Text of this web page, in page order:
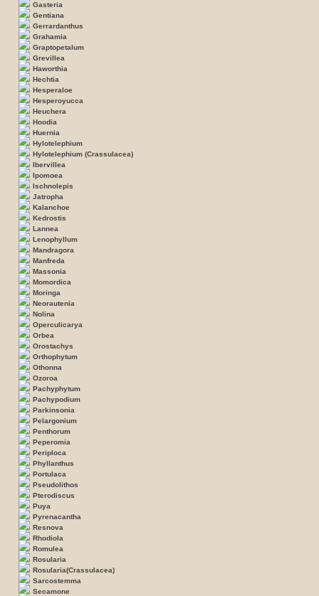
Gasteria
Gentiana
Gerrardanthus
Grahamia
Graptopetalum
Grevillea
Haworthia
Hechtia
Hesperaloe
Hesperoyucca
Heuchera
Hoodia
Huernia
Hylotelephium
Hylotelephium (Crassulacea)
Ibervillea
Ipomoea
Ischnolepis
Jatropha
Kalanchoe
Kedrostis
Lannea
Lenophyllum
Mandragora
Manfreda
Massonia
Momordica
Moringa
Neorautenia
Nolina
Operculicarya
Orbea
Orostachys
Orthophytum
Othonna
Ozoroa
Pachyphytum
Pachypodium
Parkinsonia
Pelargonium
Penthorum
Peperomia
Periploca
Phyllanthus
Portulaca
Pseudolithos
Pterodiscus
Puya
Pyrenacantha
Resnova
Rhodiola
Romulea
Rosularia
Rosularia(Crassulacea)
Sarcostemma
Secamone